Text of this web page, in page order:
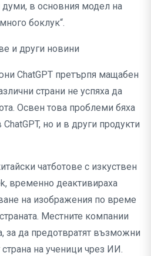
в основния модел на
боклук“.
и други новини
ChatGPT претърпя мащабен
страни не успяха да
Освен това проблеми бяха
но и в други продукти
чатботове с изкуствен
временно деактивираха
на изображения по време
Местните компании
за да предотвратят възможни
на ученици чрез ИИ.